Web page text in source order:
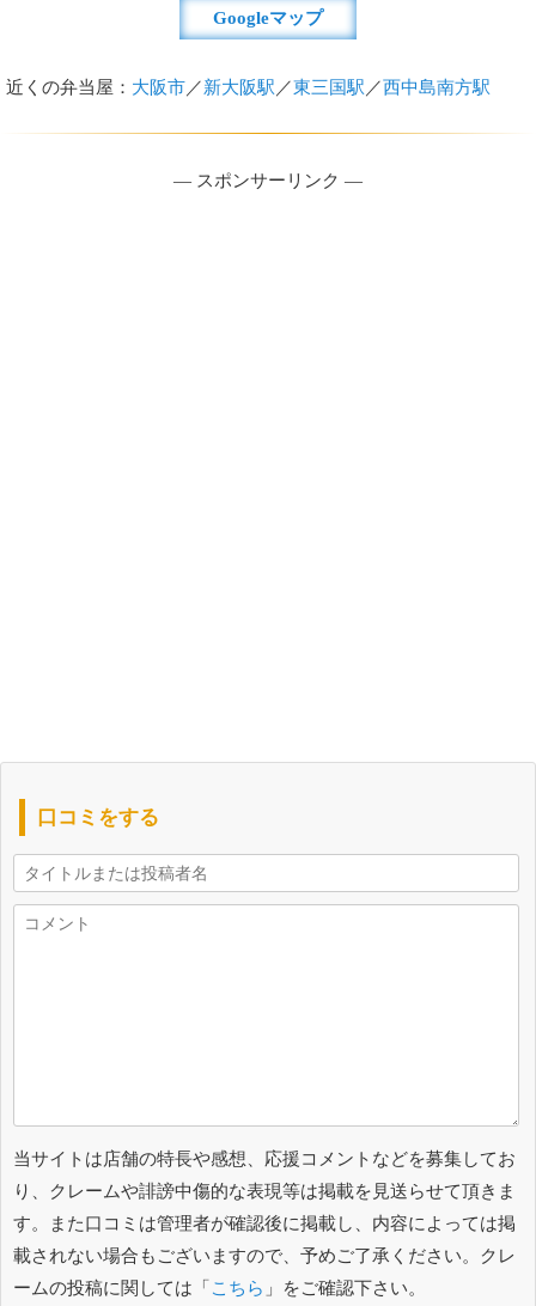
Googleマップ
近くの弁当屋： 大阪市／新大阪駅 ／東三国駅 ／西中島南方駅
― スポンサーリンク ―
口コミをする
当サイトは店舗の特長や感想、応援コメントなどを募集してお
り、クレームや誹謗中傷的な表現等は掲載を見送らせて頂きま
す。また口コミは管理者が確認後に掲載し、内容によっては掲
載されない場合もございますので、予めご了承ください。クレ
ームの投稿に関しては「こちら 」をご確認下さい。